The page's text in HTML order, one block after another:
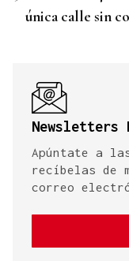
única calle sin
Newsletters
Apúntate a
recíbelas de
correo